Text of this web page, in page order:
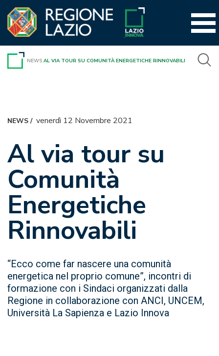
contenuto
NEWS AL VIA TOUR SU COMUNITÀ ENERGETICHE RINNOVABILI
NEWS/ venerdì 12 Novembre 2021
Al via tour su
Comunità
Energetiche
Rinnovabili
“Ecco come far nascere una comunità
energetica nel proprio comune”, incontri di
formazione con i Sindaci organizzati dalla
Regione in collaborazione con ANCI, UNCEM,
Università La Sapienza e Lazio Innova